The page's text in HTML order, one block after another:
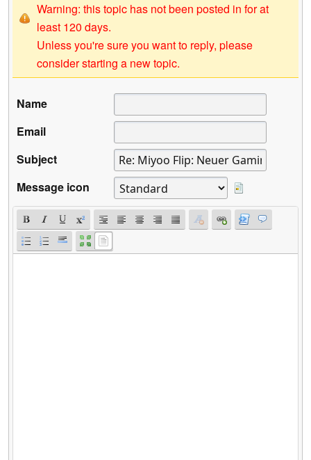
Warning: this topic has not been posted in for at
least 120 days.
Unless you're sure you want to reply, please
consider starting a new topic.
Name
Email
Subject
Message icon